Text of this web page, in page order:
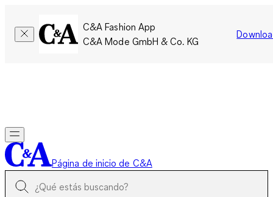
C&A Fashion App
C&A Mode GmbH & Co. KG
Página de inicio de C&A